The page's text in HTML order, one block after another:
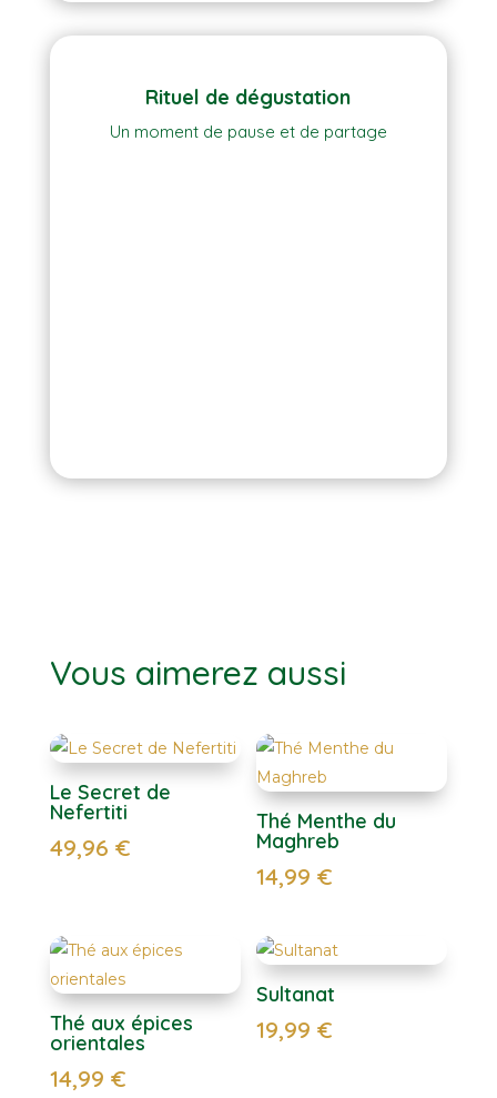
Rituel de dégustation
Un moment de pause et de partage
Vous aimerez aussi
Le Secret de
Nefertiti
49,96 €
Thé Menthe du
Maghreb
14,99€
Thé aux épices
orientales
14,99 €
Sultanat
19,99€